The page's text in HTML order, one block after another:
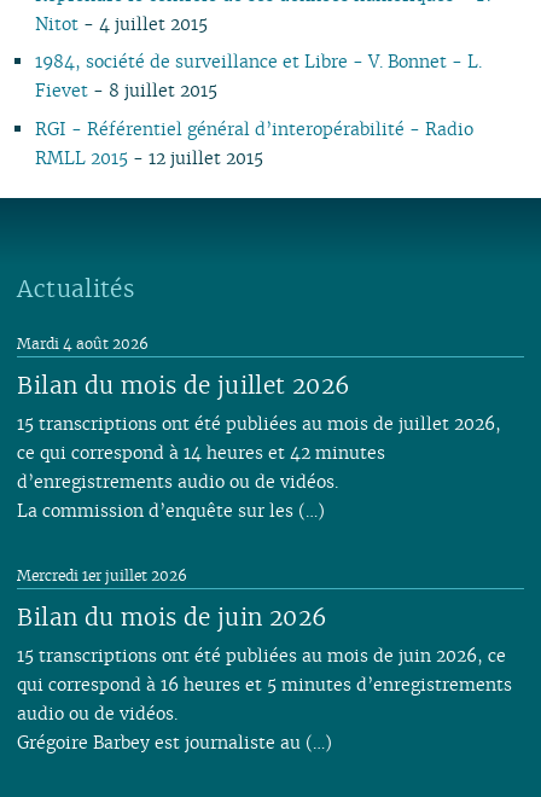
04
03
02
08
07
06
04
03
02
08
07
06
04
03
02
07
04
03
02
07
04
02
07
04
02
07
04
02
07
04
02
02
09
08
07
05
04
03
09
08
07
05
04
03
10
09
08
06
04
03
09
08
04
08
07
04
03
01
09
06
05
04
09
06
04
06
Nitot- 4 juillet 2015
1984, société de surveillance et Libre - V. Bonnet - L.
Fievet- 8 juillet 2015
RGI - Référentiel général d’interopérabilité - Radio
RMLL 2015- 12 juillet 2015
Actualités
Bilan du mois de juillet 2026
Mardi 4 août 2026
15 transcriptions ont été publiées au mois de juillet 2026,
ce qui correspond à 14 heures et 42 minutes
d’enregistrements audio ou de vidéos.
La commission d’enquête sur les (…)
Bilan du mois de juin 2026
Mercredi 1er juillet 2026
15 transcriptions ont été publiées au mois de juin 2026, ce
qui correspond à 16 heures et 5 minutes d’enregistrements
audio ou de vidéos.
Grégoire Barbey est journaliste au (…)